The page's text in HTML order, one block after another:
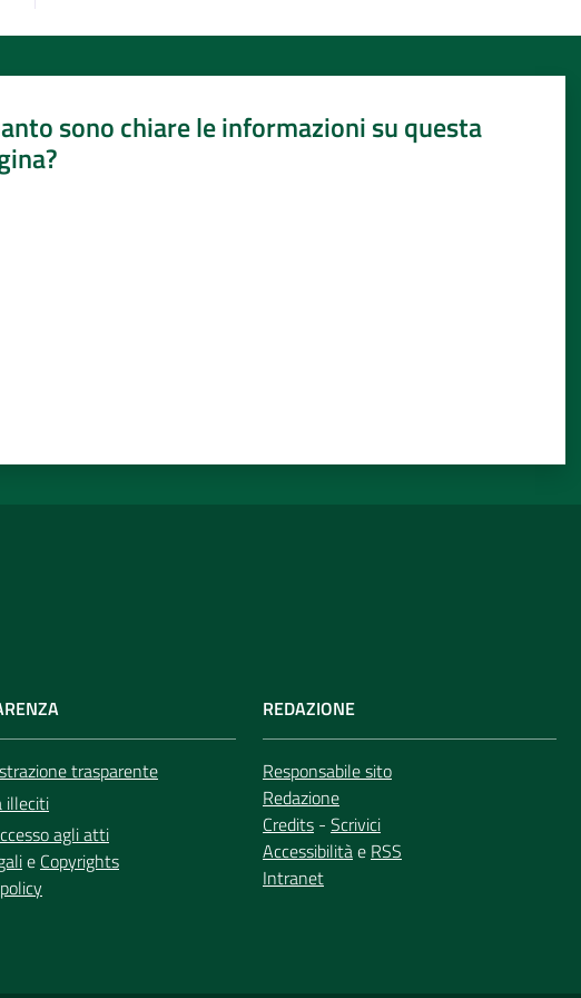
sono chiare le informazioni su questa
trasparente
illeciti
agli atti
e Copyrights
REDAZIONE
Responsabile sito
Redazione
Credits - Scrivici
Accessibilitàe RSS
Intranet